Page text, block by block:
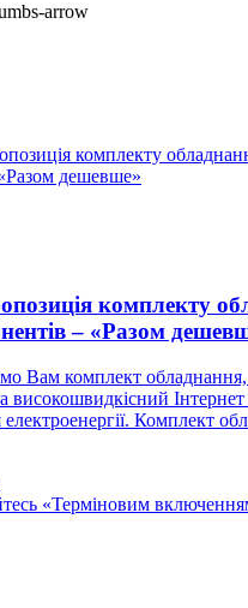
комплекту
– «Разом
Вам комплект обладнання,
високошвидкісний Інтернет
Комплект